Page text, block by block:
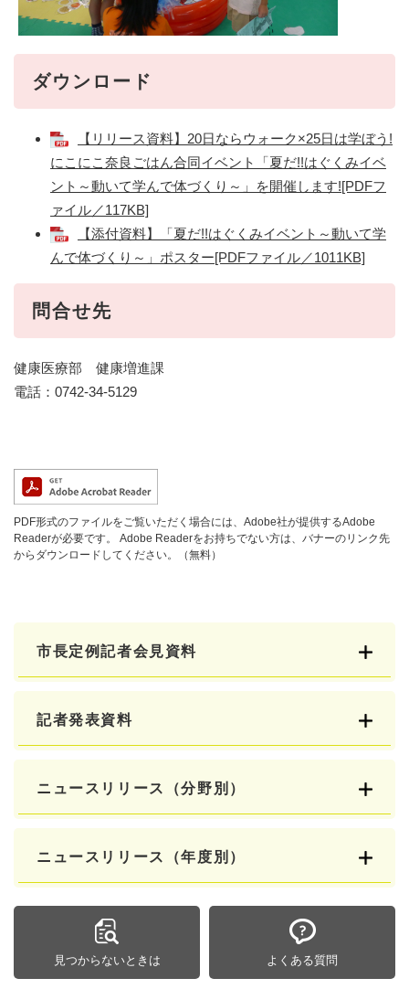
ダウンロード
【リリース資料】20日ならウォーク×25日は学ぼう!
にこにこ奈良ごはん合同イベント「夏だ!!はぐくみイベ
ント～動いて学んで体づくり～」を開催します![PDFフ
ァイル／117KB]
【添付資料】「夏だ!!はぐくみイベント～動いて学
んで体づくり～」ポスター[PDFファイル／1011KB]
問合せ先
健康医療部 健康増進課
電話：0742-34-5129
PDF形式のファイルをご覧いただく場合には、Adobe社が提供するAdobe
Readerが必要です。
Adobe Readerをお持ちでない方は、バナーのリンク先
からダウンロードしてください。（無料）
市長定例記者会見資料
記者発表資料
ニュースリリース（分野別）
ニュースリリース（年度別）
見つからないときは よくある質問